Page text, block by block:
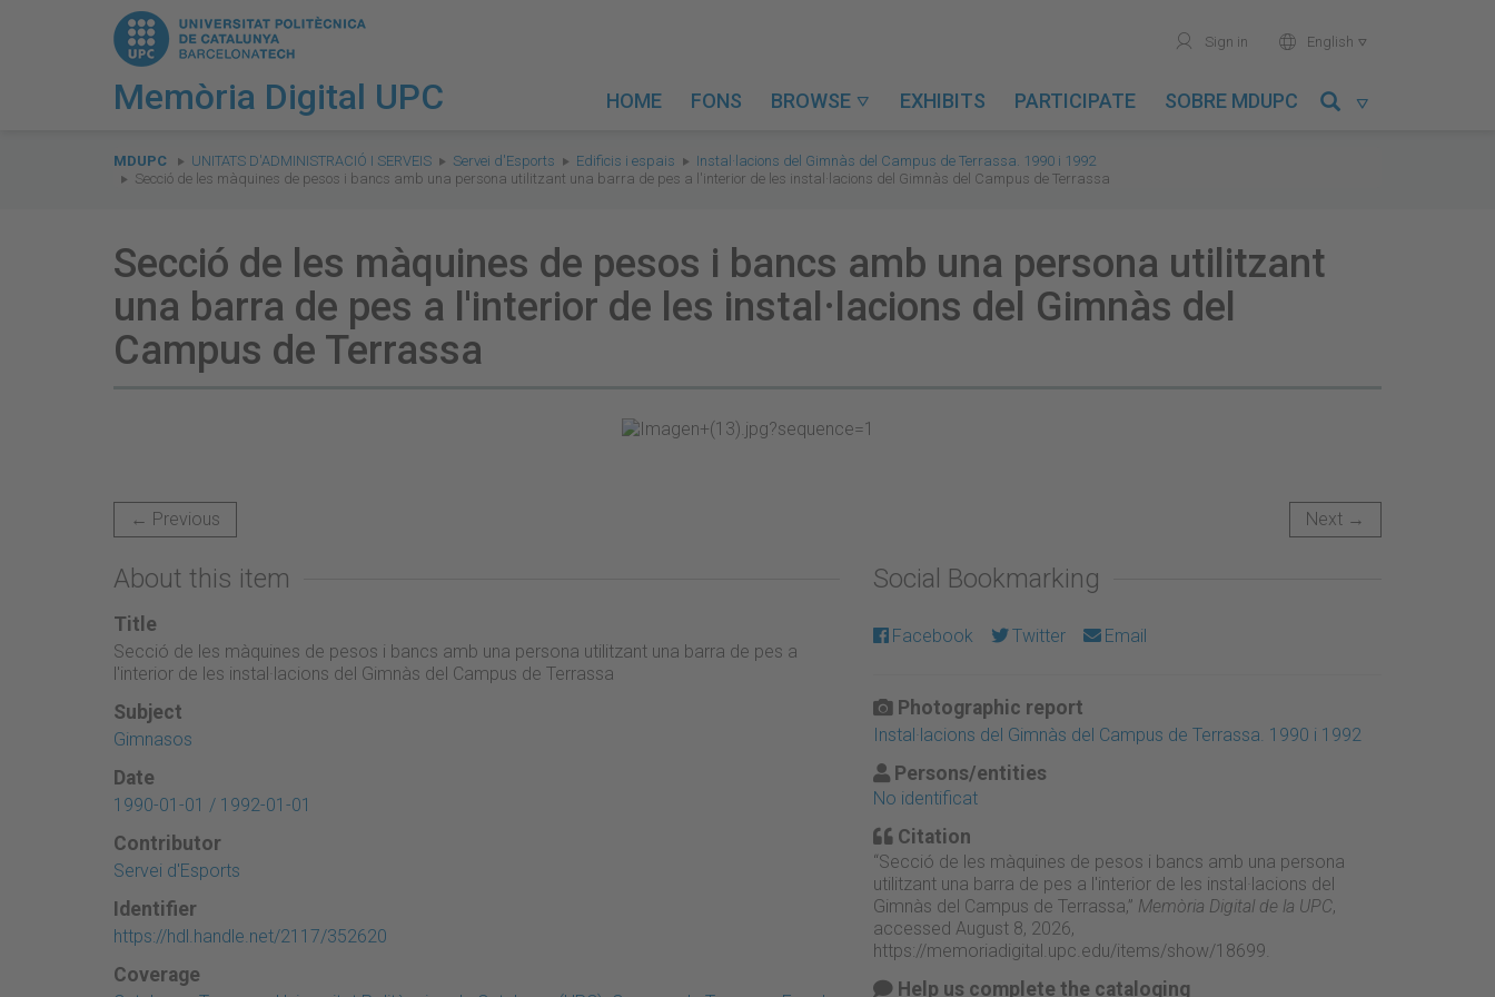
Memòria Digital UPC
user Sign in world English 
HOME FONS BROWSE  EXHIBITS PARTICIPATE SOBRE MDUPC 
are
here:
MDUPC UNITATS D'ADMINISTRACIÓ I SERVEIS Servei d'Esports Edificis i espais
Instal·lacions del Gimnàs del Campus de Terrassa. 1990 i 1992
Secció de les màquines de pesos i bancs amb una persona utilitzant una barra de pes a l'interior de les instal·lacions del Gimnàs del Campus de Terrassa
Secció de les màquines de pesos i bancs amb una persona utilitzant
una barra de pes a l'interior de les instal·lacions del Gimnàs del
Campus de Terrassa
← Previous Next →
About this item
Title
Secció de les màquines de pesos i bancs amb una persona utilitzant una barra de pes a
l'interior de les instal·lacions del Gimnàs del Campus de Terrassa
Subject
Gimnasos
Date
1990-01-01 / 1992-01-01
Contributor
Servei d'Esports
Identifier
https://hdl.handle.net/2117/352620
Coverage
Social Bookmarking
Facebook Twitter Email
Photographic report
Instal·lacions del Gimnàs del Campus de Terrassa. 1990 i 1992
Persons/entities
No identificat
Citation
“Secció de les màquines de pesos i bancs amb una persona
utilitzant una barra de pes a l'interior de les instal·lacions del
Gimnàs del Campus de Terrassa,” Memòria Digital de la UPC,
accessed August 8, 2026,
https://memoriadigital.upc.edu/items/show/18699
Help us complete the cataloging